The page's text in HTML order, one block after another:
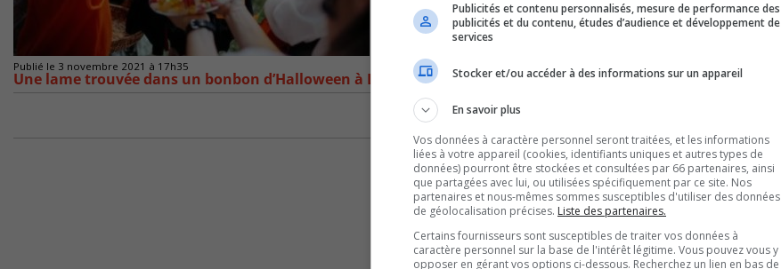
Publié le 3 novembre 2021 à 17h35
Une lame trouvée dans un bonbon d’Halloween à Longueuil
Publicités et contenu personnalisés, mesure de performance des
publicités et du contenu, études d’audience et développement de
services
Stocker et/ou accéder à des informations sur un appareil
En savoir plus
Vos données à caractère personnel seront traitées, et les informations
liées à votre appareil (cookies, identifiants uniques et autres types de
données) pourront être stockées et consultées par 66 partenaires, ainsi
que partagées avec lui, ou utilisées spécifiquement par ce site. Nos
partenaires et nous-mêmes sommes susceptibles d'utiliser des données
de géolocalisation précises. Liste des partenaires.
Certains fournisseurs sont susceptibles de traiter vos données à
caractère personnel sur la base de l'intérêt légitime. Vous pouvez vous y
opposer en gérant vos options ci-dessous. Recherchez un lien en bas de